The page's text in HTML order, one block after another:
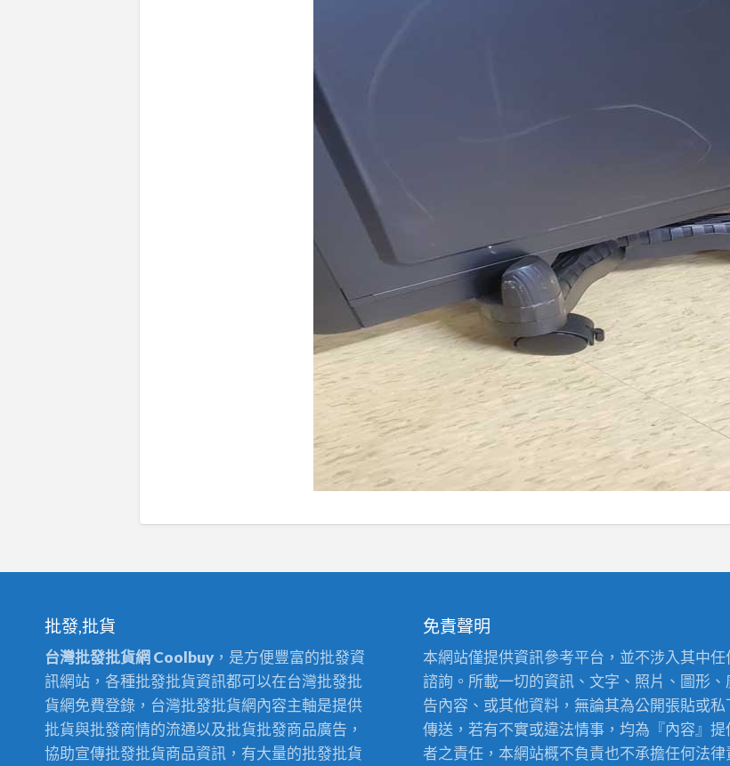
批發,批貨
台灣批發批貨網 Coolbuy ，是方便豐富的批發資
訊網站，各種批發批貨資訊都可以在台灣批發批
貨網免費登錄，台灣批發批貨網內容主軸是提供
批貨與批發商情的流通以及批貨批發商品廣告，
協助宣傳批發批貨商品資訊，有大量的批發批貨
免責聲明
本網站僅提供資訊參考平台，並不涉入其中任
諮詢。所載一切的資訊、文字、照片、圖形、
告內容、或其他資料，無論其為公開張貼或私
傳送，若有不實或違法情事，均為『內容』提
者之責任，本網站概不負責也不承擔任何法律